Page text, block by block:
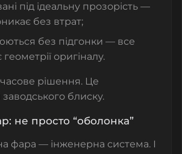
під ідеальну прозорість —
без втрат;
без підгонки — все
геометрії оригіналу.
рішення. Це
блиску.
не просто “оболонка”
фара — інженерна система. І